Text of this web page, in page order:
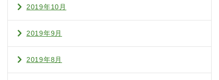
2019年10月
2019年9月
2019年8月